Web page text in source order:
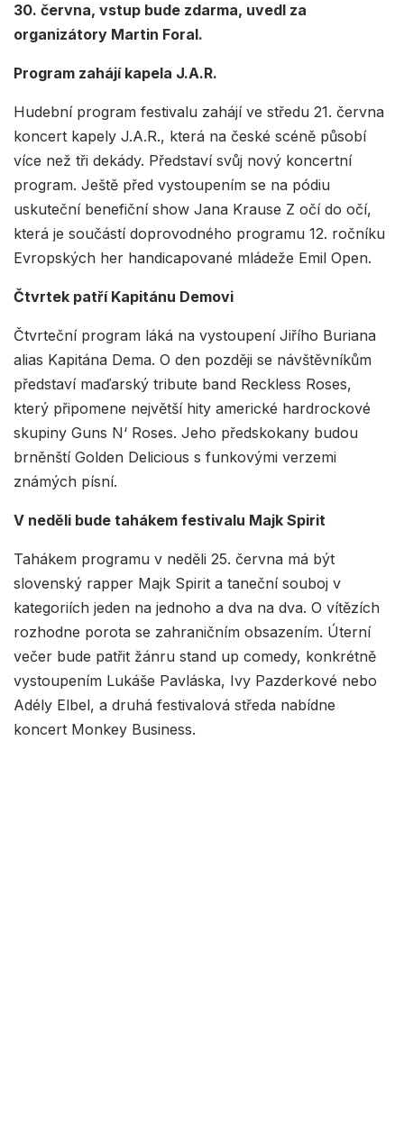
30. června, vstup bude zdarma, uvedl za
organizátory Martin Foral.
Program zahájí kapela J.A.R.
Hudební program festivalu zahájí ve středu 21. června
koncert kapely J.A.R., která na české scéně působí
více než tři dekády. Představí svůj nový koncertní
program. Ještě před vystoupením se na pódiu
uskuteční benefiční show Jana Krause Z očí do očí,
která je součástí doprovodného programu 12. ročníku
Evropských her handicapované mládeže Emil Open.
Čtvrtek patří Kapitánu Demovi
Čtvrteční program láká na vystoupení Jiřího Buriana
alias Kapitána Dema. O den později se návštěvníkům
představí maďarský tribute band Reckless Roses,
který připomene největší hity americké hardrockové
skupiny Guns N‘ Roses. Jeho předskokany budou
brněnští Golden Delicious s funkovými verzemi
známých písní.
V neděli bude tahákem festivalu Majk Spirit
Tahákem programu v neděli 25. června má být
slovenský rapper Majk Spirit a taneční souboj v
kategoriích jeden na jednoho a dva na dva. O vítězích
rozhodne porota se zahraničním obsazením. Úterní
večer bude patřit žánru stand up comedy, konkrétně
vystoupením Lukáše Pavláska, Ivy Pazderkové nebo
Adély Elbel, a druhá festivalová středa nabídne
koncert Monkey Business.